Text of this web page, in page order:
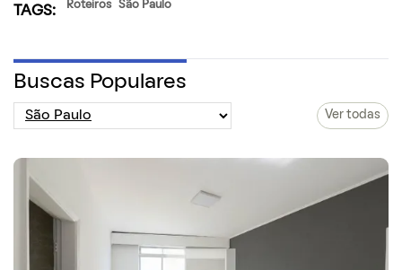
TAGS: Roteiros São Paulo
Buscas Populares
Ver todas